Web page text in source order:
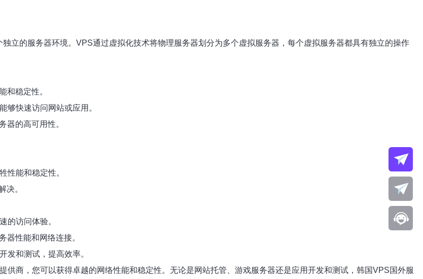
立的服务器环境。VPS通过虚拟化技术将物理服务器划分为多个虚拟服务器，每个虚拟服务器都具有独立的操作
和稳定性。
够快速访问网站或应用。
器的高可用性。
性能和稳定性。
决。
的访问体验。
器性能和网络连接。
发和测试，提高效率。
商，您可以获得卓越的网络性能和稳定性。无论是网站托管、游戏服务器还是应用开发和测试，韩国VPS国外服